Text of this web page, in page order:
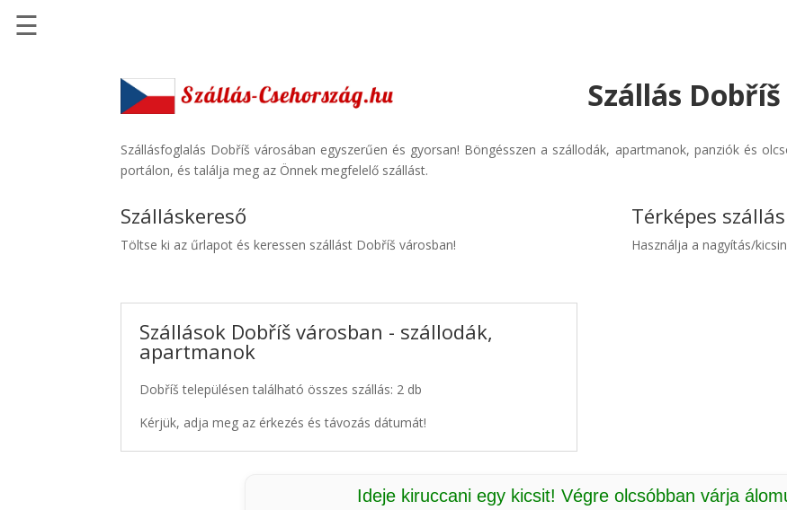
Szállásinfo.eu
Repülőjegy
pénzvisszatérítéssel
Autóbérlés
☰
Szállás
Szállásfoglalás Dobříš városában egyszerűen és gyorsan! Böngésszen a szállodák, apartmanok, panziók és
portálon, és találja meg az Önnek megfelelő szállást.
Szálláskereső
Töltse ki az űrlapot és keressen szállást Dobříš városban!
Szállások Dobříš városban - szállodák,
apartmanok
Dobříš településen található összes szállás: 2 db
Kérjük, adja meg az érkezés és távozás dátumát!
Térképes
Használja a nagyítás/
Ideje kiruccani egy kicsit! Végre olcsóbban várja